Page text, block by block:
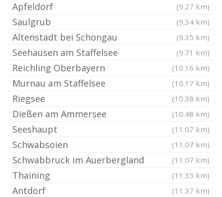
Apfeldorf (9.27 km)
Saulgrub (9.34 km)
Altenstadt bei Schongau (9.35 km)
Seehausen am Staffelsee (9.71 km)
Reichling Oberbayern (10.16 km)
Murnau am Staffelsee (10.17 km)
Riegsee (10.38 km)
Dießen am Ammersee (10.48 km)
Seeshaupt (11.07 km)
Schwabsoien (11.07 km)
Schwabbruck im Auerbergland (11.07 km)
Thaining (11.35 km)
Antdorf (11.37 km)